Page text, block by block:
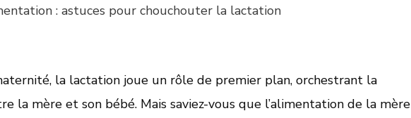
: astuces pour chouchouter la lactation
la lactation joue un rôle de premier plan, orchestrant la
la mère et son bébé. Mais saviez-vous que l’alimentation de la mère